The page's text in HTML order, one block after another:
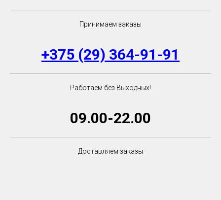
Принимаем заказы
+375 (29) 364-91-91
Работаем без Выходных!
09.00-22.00
Доставляем заказы